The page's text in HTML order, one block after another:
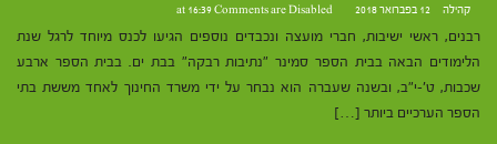
קהילה 12 בפברואר 2018 at 16:39 Comments are Disabled
רבנים, ראשי ישיבות, חברי מועצה ונכבדים נוספים הגיעו לכנס מיוחד לרגל שנת
הלימודים הבאה בבית הספר סמינר "נתיבות רבקה" בבת ים. בבית הספר ארבע
שכבות, ט'-י"ב, ובשנה שעברה הוא נבחר על ידי משרד החינוך לאחד מששת בתי
הספר הערכיים ביותר […]